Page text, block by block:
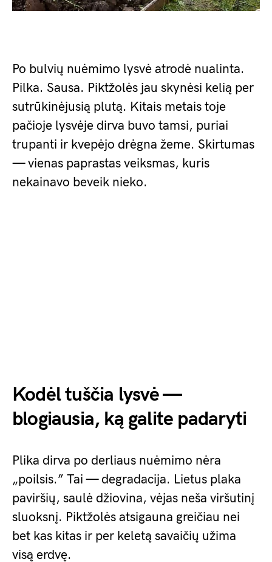
Po bulvių nuėmimo lysvė atrodė nualinta.
Pilka. Sausa. Piktžolės jau skynėsi kelią per
sutrūkinėjusią plutą. Kitais metais toje
pačioje lysvėje dirva buvo tamsi, puriai
trupanti ir kvepėjo drėgna žeme. Skirtumas
— vienas paprastas veiksmas, kuris
nekainavo beveik nieko.
Kodėl tuščia lysvė —
blogiausia, ką galite padaryti
Plika dirva po derliaus nuėmimo nėra
„poilsis.” Tai — degradacija. Lietus plaka
paviršių, saulė džiovina, vėjas neša viršutinį
sluoksnį. Piktžolės atsigauna greičiau nei
bet kas kitas ir per keletą savaičių užima
visą erdvę.